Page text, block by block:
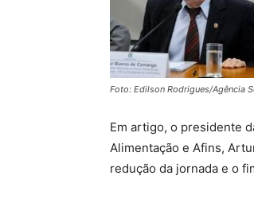
Foto: Edilson Rodrigues/Agência
Em artigo, o presidente
Alimentação e Afins,
redução da jornada e o